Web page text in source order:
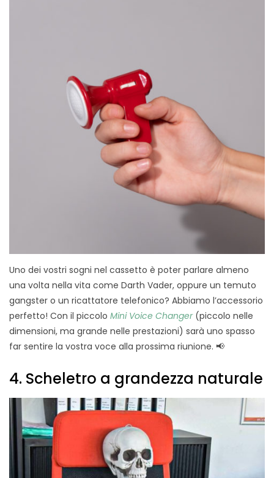
Uno dei vostri sogni nel cassetto è poter parlare almeno
una volta nella vita come Darth Vader, oppure un temuto
gangster o un ricattatore telefonico? Abbiamo l’accessorio
perfetto! Con il piccolo Mini Voice Changer(piccolo nelle
dimensioni, ma grande nelle prestazioni) sarà uno spasso
far sentire la vostra voce alla prossima riunione. 📢
4. Scheletro a grandezza naturale